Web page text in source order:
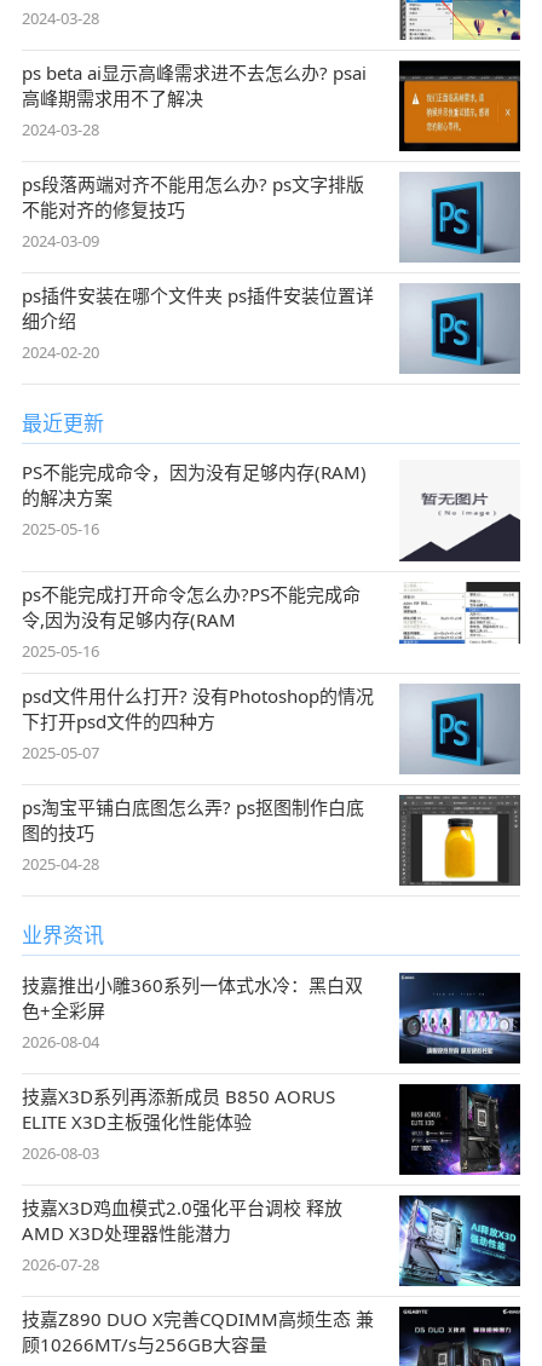
2024-03-28
ps beta ai显示高峰需求进不去怎么办? psai
高峰期需求用不了解决
2024-03-28
ps段落两端对齐不能用怎么办? ps文字排版
不能对齐的修复技巧
2024-03-09
ps插件安装在哪个文件夹 ps插件安装位置详
细介绍
2024-02-20
最近更新
PS不能完成命令，因为没有足够内存(RAM)
的解决方案
2025-05-16
ps不能完成打开命令怎么办?PS不能完成命
令,因为没有足够内存(RAM
2025-05-16
psd文件用什么打开? 没有Photoshop的情况
下打开psd文件的四种方
2025-05-07
ps淘宝平铺白底图怎么弄? ps抠图制作白底
图的技巧
2025-04-28
业界资讯
技嘉推出小雕360系列一体式水冷：黑白双
色+全彩屏
2026-08-04
技嘉X3D系列再添新成员 B850 AORUS
ELITE X3D主板强化性能体验
2026-08-03
技嘉X3D鸡血模式2.0强化平台调校 释放
AMD X3D处理器性能潜力
2026-07-28
技嘉Z890 DUO X完善CQDIMM高频生态 兼
顾10266MT/s与256GB大容量